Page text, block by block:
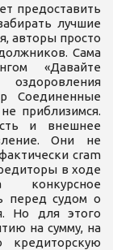
предоставить
лучшие
авторы просто
Сама
«Давайте
Соединенные
приблизимся.
и внешнее
Они не
cram
в ходе
конкурсное
перед судом о
Но для этого
на сумму, на